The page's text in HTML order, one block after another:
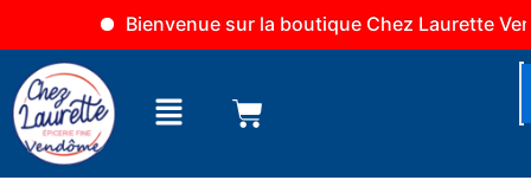
Bienvenue sur la boutique Chez Laurette
contenu
Menu